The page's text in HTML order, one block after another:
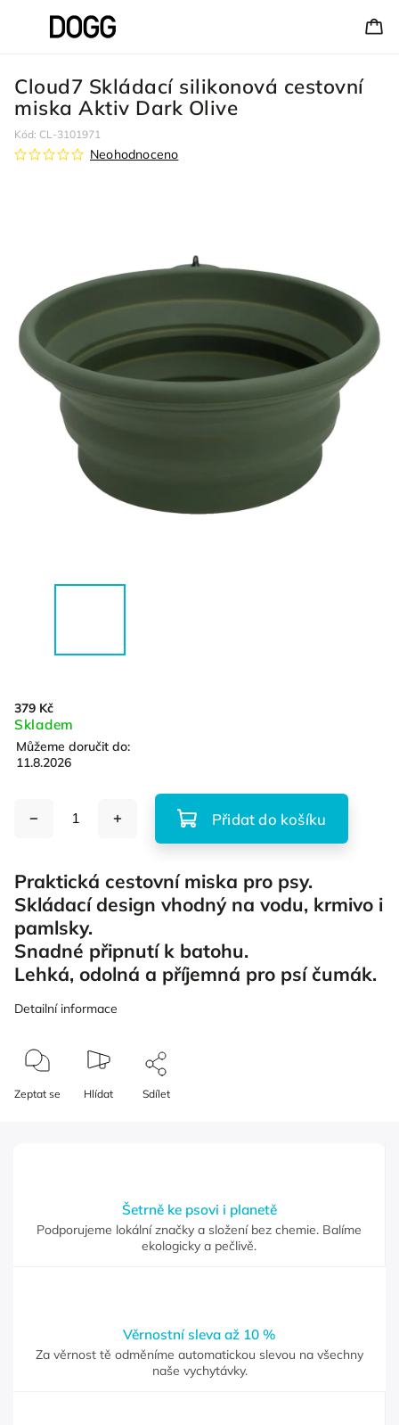
Cloud7 Skládací silikonová cestovní
miska Aktiv Dark Olive
Kód: CL-3101971
Neohodnoceno
379 Kč
Skladem
Můžeme doručit do:
11.8.2026
Přidat do košíku
Praktická cestovní miska pro psy.
Skládací design vhodný na vodu, krmivo i
pamlsky.
Snadné připnutí k batohu.
Lehká, odolná a příjemná pro psí čumák.
Detailní informace
Zeptat se Hlídat Sdílet
Šetrně ke psovi i planetě
Podporujeme lokální značky a složení bez chemie. Balíme
ekologicky a pečlivě.
Věrnostní sleva až 10 %
Za věrnost tě odměníme automatickou slevou na všechny
naše vychytávky.